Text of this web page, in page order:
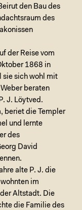
den Bau des
des
der Reise vom
1868 in
sie sich wohl mit
beraten
J. Löytved.
beriet die Templer
und lernte
des
David
alte P. J. die
im
Altstadt. Die
die Familie des